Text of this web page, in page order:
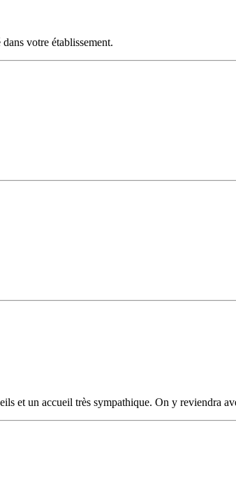
votre établissement.
et un accueil très sympathique. On y reviendra